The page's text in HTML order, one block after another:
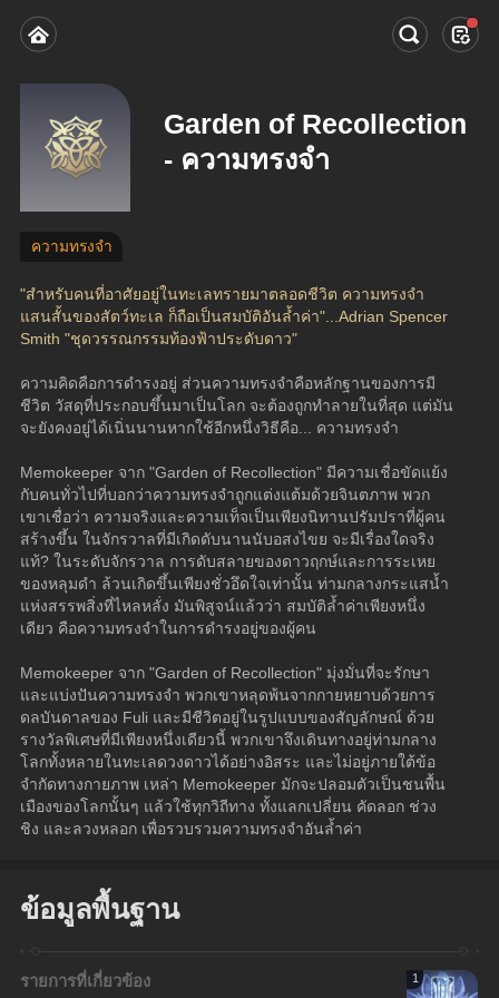
Garden of Recollection
- ความทรงจำ
ความทรงจำ
"สำหรับคนที่อาศัยอยู่ในทะเลทรายมาตลอดชีวิต ความทรงจำ
แสนสั้นของสัตว์ทะเล ก็ถือเป็นสมบัติอันล้ำค่า"...Adrian Spencer
Smith "ชุดวรรณกรรมท้องฟ้าประดับดาว"
ความคิดคือการดำรงอยู่ ส่วนความทรงจำคือหลักฐานของการมี
ชีวิต วัสดุที่ประกอบขึ้นมาเป็นโลก จะต้องถูกทำลายในที่สุด แต่มัน
จะยังคงอยู่ได้เนิ่นนานหากใช้อีกหนึ่งวิธีคือ... ความทรงจำ
Memokeeper จาก "Garden of Recollection" มีความเชื่อขัดแย้ง
กับคนทั่วไปที่บอกว่าความทรงจำถูกแต่งแต้มด้วยจินตภาพ พวก
เขาเชื่อว่า ความจริงและความเท็จเป็นเพียงนิทานปรัมปราที่ผู้คน
สร้างขึ้น ในจักรวาลที่มีเกิดดับนานนับอสงไขย จะมีเรื่องใดจริง
แท้? ในระดับจักรวาล การดับสลายของดาวฤกษ์และการระเหย
ของหลุมดำ ล้วนเกิดขึ้นเพียงชั่วอึดใจเท่านั้น ท่ามกลางกระแสน้ำ
แห่งสรรพสิ่งที่ไหลหลั่ง มันพิสูจน์แล้วว่า สมบัติล้ำค่าเพียงหนึ่ง
เดียว คือความทรงจำในการดำรงอยู่ของผู้คน
Memokeeper จาก "Garden of Recollection" มุ่งมั่นที่จะรักษา
และแบ่งปันความทรงจำ พวกเขาหลุดพ้นจากกายหยาบด้วยการ
ดลบันดาลของ Fuli และมีชีวิตอยู่ในรูปแบบของสัญลักษณ์ ด้วย
รางวัลพิเศษที่มีเพียงหนึ่งเดียวนี้ พวกเขาจึงเดินทางอยู่ท่ามกลาง
โลกทั้งหลายในทะเลดวงดาวได้อย่างอิสระ และไม่อยู่ภายใต้ข้อ
จำกัดทางกายภาพ เหล่า Memokeeper มักจะปลอมตัวเป็นชนพื้น
เมืองของโลกนั้นๆ แล้วใช้ทุกวิถีทาง ทั้งแลกเปลี่ยน คัดลอก ช่วง
ชิง และลวงหลอก เพื่อรวบรวมความทรงจำอันล้ำค่า
ข้อมูลพื้นฐาน
รายการที่เกี่ยวข้อง 1